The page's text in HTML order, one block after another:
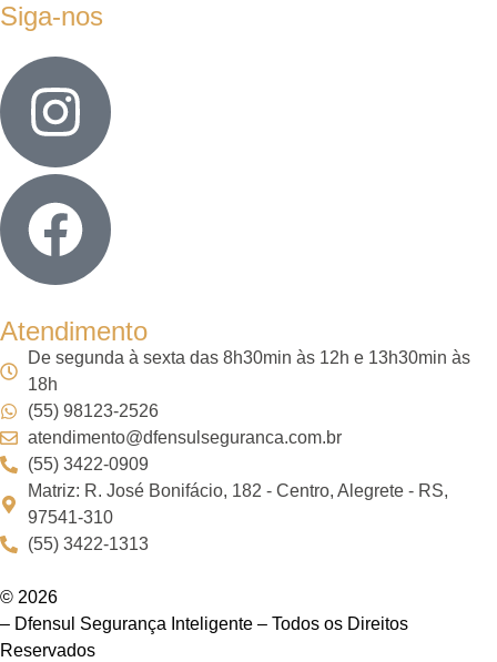
Siga-nos
Atendimento
De segunda à sexta das 8h30min às 12h e 13h30min às
18h
(55) 98123-2526
atendimento@dfensulseguranca.com.br
(55) 3422-0909
Matriz: R. José Bonifácio, 182 - Centro, Alegrete - RS,
97541-310
(55) 3422-1313
© 2026
– Dfensul Segurança Inteligente – Todos os Direitos
Reservados